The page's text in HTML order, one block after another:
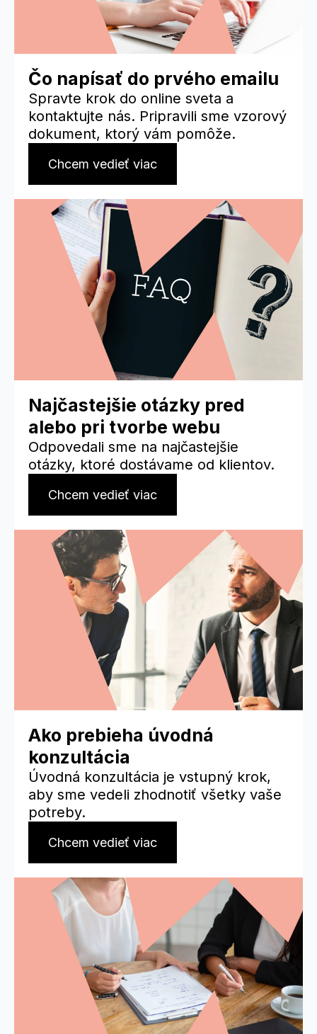
Čo napísať do prvého emailu
Spravte krok do online sveta a
kontaktujte nás. Pripravili sme vzorový
dokument, ktorý vám pomôže.
Chcem vedieť viac
Najčastejšie otázky pred
alebo pri tvorbe webu
Odpovedali sme na najčastejšie
otázky, ktoré dostávame od klientov.
Chcem vedieť viac
Ako prebieha úvodná
konzultácia
Úvodná konzultácia je vstupný krok,
aby sme vedeli zhodnotiť všetky vaše
potreby.
Chcem vedieť viac